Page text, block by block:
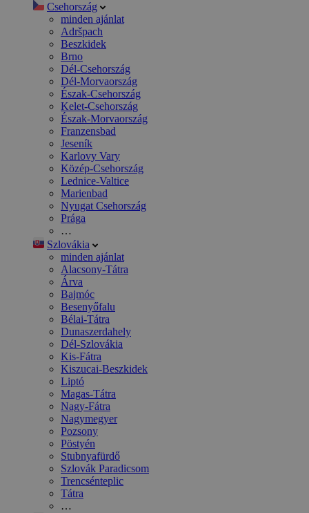
Csehország
minden ajánlat
Adršpach
Beszkidek
Brno
Dél-Csehország
Dél-Morvaország
Észak-Csehország
Kelet-Csehország
Észak-Morvaország
Franzensbad
Jeseník
Karlovy Vary
Közép-Csehország
Lednice-Valtice
Marienbad
Nyugat Csehország
Prága
…
Szlovákia
minden ajánlat
Alacsony-Tátra
Árva
Bajmóc
Besenyőfalu
Bélai-Tátra
Dunaszerdahely
Dél-Szlovákia
Kis-Fátra
Kiszucai-Beszkidek
Liptó
Magas-Tátra
Nagy-Fátra
Nagymegyer
Pozsony
Pöstyén
Stubnyafürdő
Szlovák Paradicsom
Trencsénteplic
Tátra
…